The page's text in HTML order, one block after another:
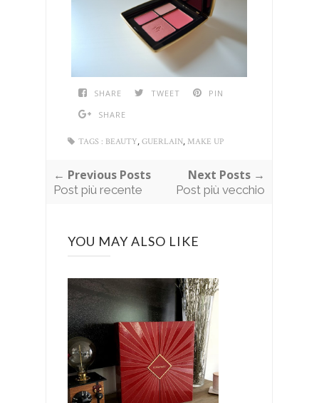
SHARE TWEET
PIN
SHARE
TAGS : BEAUTY GUERLAIN MAKE UP
← Previous Posts
Post più recente
Next Posts →
Post più vecchio
YOU MAY ALSO LIKE